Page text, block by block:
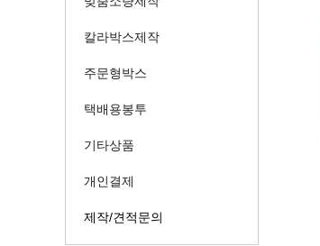
칼라박스제작
주문형박스
택배용봉투
기타상품
개인결제
제작/견적문의